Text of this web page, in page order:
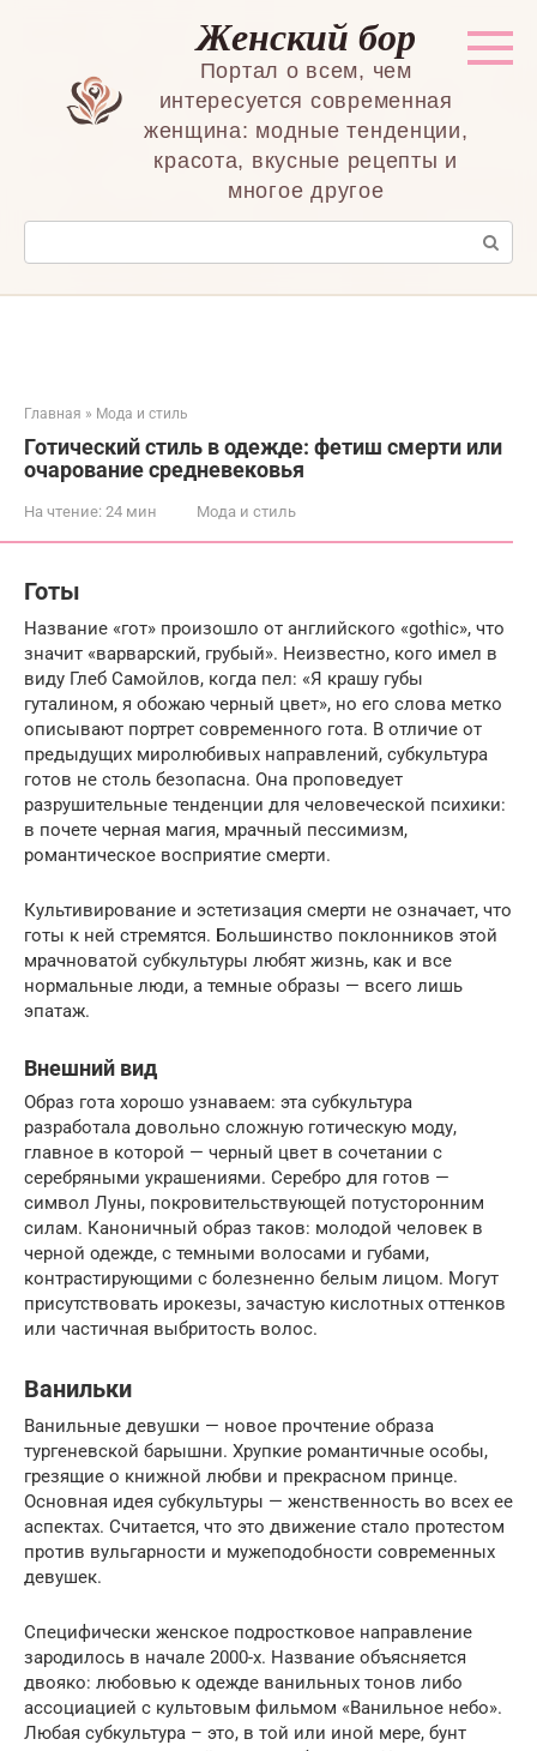
Женский бор
Портал о всем, чем
интересуется современная
женщина: модные тенденции,
красота, вкусные рецепты и
многое другое
Поиск:
Главная » Мода и стиль
Готический стиль в одежде: фетиш смерти или
очарование средневековья
На чтение: 24 мин Мода и стиль
Готы
Название «гот» произошло от английского «gothic», что
значит «варварский, грубый». Неизвестно, кого имел в
виду Глеб Самойлов, когда пел: «Я крашу губы
гуталином, я обожаю черный цвет», но его слова метко
описывают портрет современного гота. В отличие от
предыдущих миролюбивых направлений, субкультура
готов не столь безопасна. Она проповедует
разрушительные тенденции для человеческой психики:
в почете черная магия, мрачный пессимизм,
романтическое восприятие смерти.
Культивирование и эстетизация смерти не означает, что
готы к ней стремятся. Большинство поклонников этой
мрачноватой субкультуры любят жизнь, как и все
нормальные люди, а темные образы — всего лишь
эпатаж.
Внешний вид
Образ гота хорошо узнаваем: эта субкультура
разработала довольно сложную готическую моду,
главное в которой — черный цвет в сочетании с
серебряными украшениями. Серебро для готов —
символ Луны, покровительствующей потусторонним
силам. Каноничный образ таков: молодой человек в
черной одежде, с темными волосами и губами,
контрастирующими с болезненно белым лицом. Могут
присутствовать ирокезы, зачастую кислотных оттенков
или частичная выбритость волос.
Ванильки
Ванильные девушки — новое прочтение образа
тургеневской барышни. Хрупкие романтичные особы,
грезящие о книжной любви и прекрасном принце.
Основная идея субкультуры — женственность во всех ее
аспектах. Считается, что это движение стало протестом
против вульгарности и мужеподобности современных
девушек.
Специфически женское подростковое направление
зародилось в начале 2000-х. Название объясняется
двояко: любовью к одежде ванильных тонов либо
ассоциацией с культовым фильмом «Ванильное небо».
Любая субкультура – это, в той или иной мере, бунт